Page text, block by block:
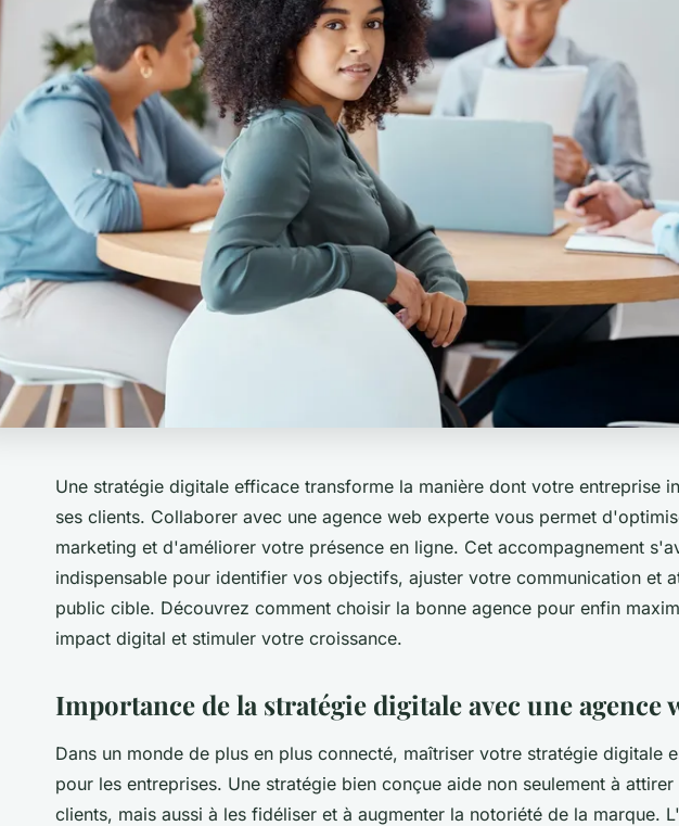
Une stratégie digitale efficace transforme la manière dont votre entreprise
ses clients. Collaborer avec une agence web experte vous permet
marketing et d'améliorer votre présence en ligne. Cet accompagnement
indispensable pour identifier vos objectifs, ajuster votre communication et
public cible. Découvrez comment choisir la bonne agence pour enfin
impact digital et stimuler votre croissance.
Importance de la stratégie digitale avec une agence
Dans un monde de plus en plus connecté, maîtriser votre stratégie digitale
pour les entreprises. Une stratégie bien conçue aide non seulement à
clients, mais aussi à les fidéliser et à augmenter la notoriété de la marque.